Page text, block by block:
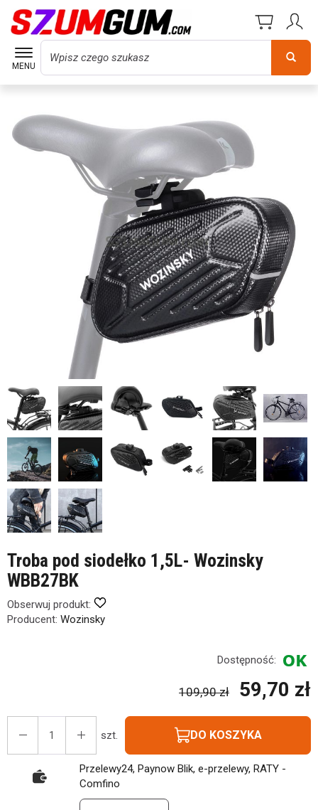
MENU
Wyszukaj
Troba pod siodełko 1,5L- Wozinsky
WBB27BK
Obserwuj produkt:
Producent: Wozinsky
Dostępność:
109,90 zł 59,70 zł
szt. DO KOSZYKA
Przelewy24, Paynow Blik, e-przelewy, RATY -
Comfino